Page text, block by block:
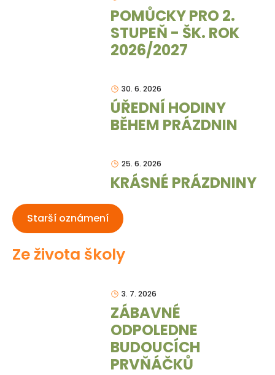
POMŮCKY PRO 2.
STUPEŇ - ŠK. ROK
2026/2027
30. 6. 2026
ÚŘEDNÍ HODINY
BĚHEM PRÁZDNIN
25. 6. 2026
KRÁSNÉ PRÁZDNINY
Starší oznámení
Ze života školy
3. 7. 2026
ZÁBAVNÉ
ODPOLEDNE
BUDOUCÍCH
PRVŇÁČKŮ